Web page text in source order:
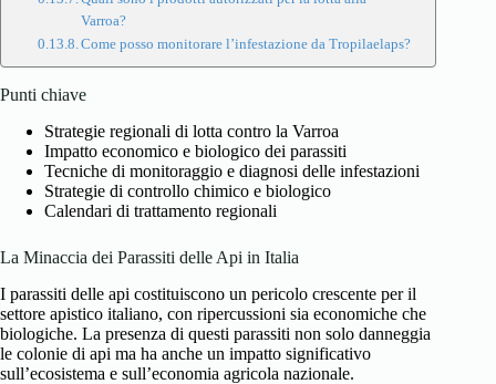
Varroa?
Come posso monitorare l’infestazione da Tropilaelaps?
Punti chiave
Strategie regionali di lotta contro la Varroa
Impatto economico e biologico dei parassiti
Tecniche di monitoraggio e diagnosi delle infestazioni
Strategie di controllo chimico e biologico
Calendari di trattamento regionali
La Minaccia dei Parassiti delle Api in Italia
I parassiti delle api costituiscono un pericolo crescente per il
settore apistico italiano, con ripercussioni sia economiche che
biologiche. La presenza di questi parassiti non solo danneggia
le colonie di api ma ha anche un impatto significativo
sull’ecosistema e sull’economia agricola nazionale.